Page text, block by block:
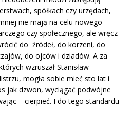
spółkach czy urzędach,
nie mają na celu nowego
czy społecznego, ale wręcz
do źródeł, do korzeni, do
do ojców i dziadów. A za
wzruszał Stanisław
mogła sobie mieć sto lat i
jak dzwon, wyciągać podwójne
– cierpieć. I do tego standardu